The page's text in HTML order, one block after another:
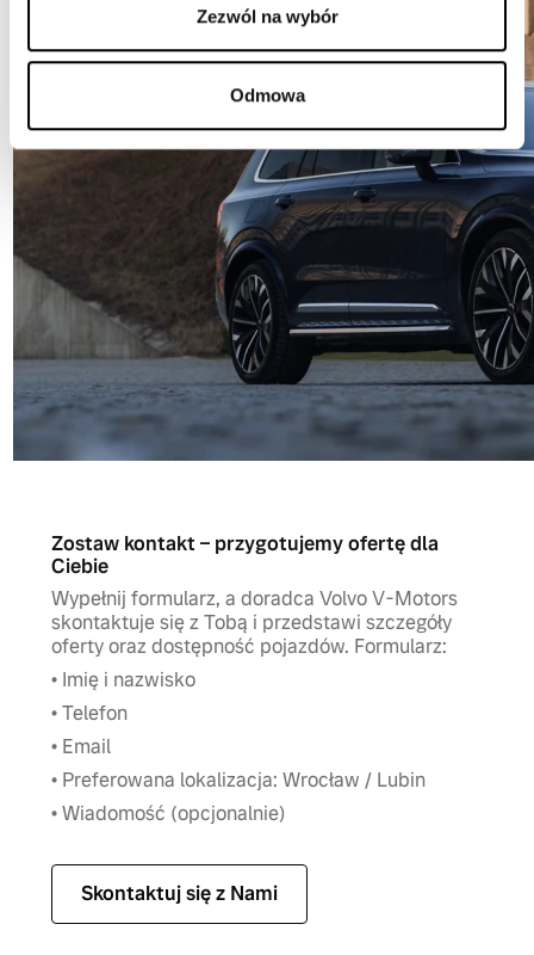
Zezwól na wybór
Odmowa
Zostaw kontakt – przygotujemy ofertę dla
Ciebie
Wypełnij formularz, a doradca Volvo V-Motors
skontaktuje się z Tobą i przedstawi szczegóły
oferty oraz dostępność pojazdów. Formularz:
• Imię i nazwisko
• Telefon
• Email
• Preferowana lokalizacja: Wrocław / Lubin
• Wiadomość (opcjonalnie)
Skontaktuj się z Nami